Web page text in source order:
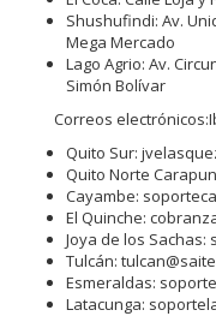
Shushufindi: Av.
Mega Mercado
Lago Agrio: Av.
Simón Bolívar
Correos
Quito Sur:
Quito Norte
Cayambe:
El Quinche:
Joya de los
Tulcán:
Esmeraldas:
Latacunga: